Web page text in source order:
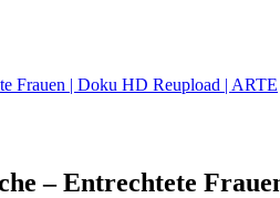
Frauen | Doku HD Reupload | ARTE
– Entrechtete